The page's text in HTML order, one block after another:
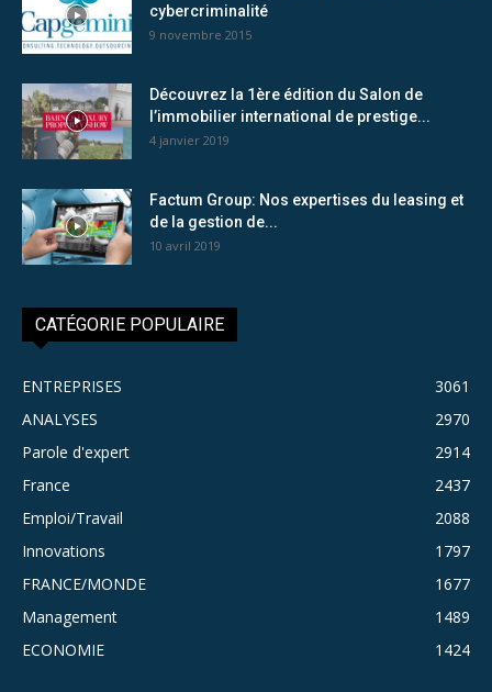
cybercriminalité
9 novembre 2015
Découvrez la 1ère édition du Salon de
l’immobilier international de prestige...
4 janvier 2019
Factum Group: Nos expertises du leasing et
de la gestion de...
10 avril 2019
CATÉGORIE POPULAIRE
ENTREPRISES
3061
ANALYSES
2970
Parole d'expert
2914
France
2437
Emploi/Travail
2088
Innovations
1797
FRANCE/MONDE
1677
Management
1489
ECONOMIE
1424